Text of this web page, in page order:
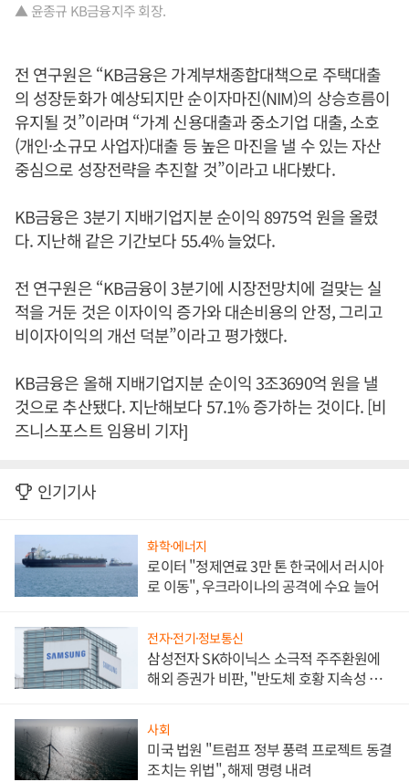
▲ 윤종규 KB금융지주 회장.
전 연구원은 “KB금융은 가계부채종합대책으로 주택대출
의 성장둔화가 예상되지만 순이자마진(NIM)의 상승흐름이
유지될 것”이라며 “가계 신용대출과 중소기업 대출, 소호
(개인·소규모 사업자)대출 등 높은 마진을 낼 수 있는 자산
중심으로 성장전략을 추진할 것”이라고 내다봤다.
KB금융은 3분기 지배기업지분 순이익 8975억 원을 올렸
다. 지난해 같은 기간보다 55.4% 늘었다.
전 연구원은 “KB금융이 3분기에 시장전망치에 걸맞는 실
적을 거둔 것은 이자이익 증가와 대손비용의 안정, 그리고
비이자이익의 개선 덕분”이라고 평가했다.
KB금융은 올해 지배기업지분 순이익 3조3690억 원을 낼
것으로 추산됐다. 지난해보다 57.1% 증가하는 것이다. [비
즈니스포스트 임용비 기자]
인기기사
화학·에너지
로이터 "정제연료 3만 톤 한국에서 러시아
로 이동", 우크라이나의 공격에 수요 늘어
전자·전기·정보통신
삼성전자 SK하이닉스 소극적 주주환원에
해외 증권가 비판, "반도체 호황 지속성 의
사회
미국 법원 "트럼프 정부 풍력 프로젝트 동결
조치는 위법", 해제 명령 내려